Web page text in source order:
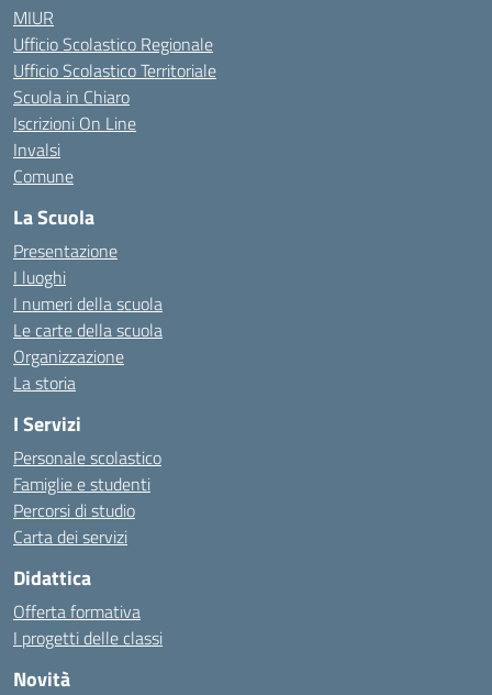
MIUR
Ufficio Scolastico Regionale
Ufficio Scolastico Territoriale
Scuola in Chiaro
Iscrizioni On Line
Invalsi
Comune
La Scuola
Presentazione
I luoghi
I numeri della scuola
Le carte della scuola
Organizzazione
La storia
I Servizi
Personale scolastico
Famiglie e studenti
Percorsi di studio
Carta dei servizi
Didattica
Offerta formativa
I progetti delle classi
Novità